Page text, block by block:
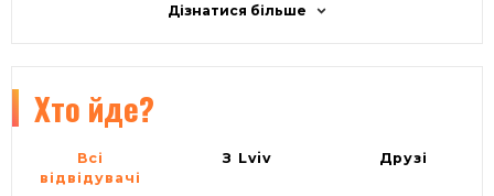
ГОСПОДАРСТВ, ДАЧНИХ ДІЛЯНОК
Сепаратори зерноочисні
Лущильно‑шліфувальні та ін. машини
Міні‑млини
Комплектуючі та запасні частини до с/г техніки та
Дізнатися більше
Хто йде?
Всі
відвідувачі
З Lviv Друзі